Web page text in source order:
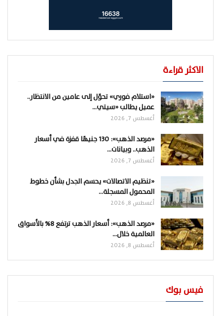
الاكثر قراءة
«استلام فوري» تحوّل إلى عامين من الانتظار..
عميل يطالب «سيتي…
أغسطس 7, 2026
«مرصد الذهب»: 130 جنيهًا قفزة في أسعار
الذهب.. وبيانات…
أغسطس 7, 2026
«تنظيم الاتصالات» يحسم الجدل بشأن خطوط
المحمول المسجلة…
أغسطس 8, 2026
«مرصد الذهب»: أسعار الذهب ترتفع 8% بالأسواق
العالمية خلال…
أغسطس 8, 2026
فيس بوك